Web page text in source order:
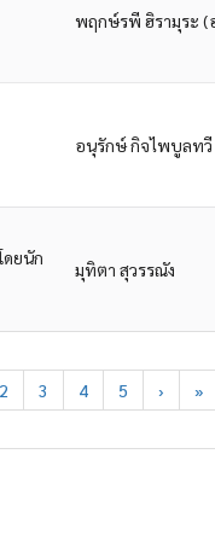
2 3 4 5 › »
พฤกษ์รพี ฮิรามุระ (
อนุรักษ์ กิจไพบูลทวี
ดยนัก
มุทิตา สุวรรณัง